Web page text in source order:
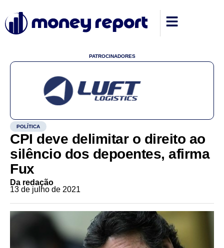
PATROCINADORES
POLÍTICA
CPI deve delimitar o direito ao
silêncio dos depoentes, afirma
Fux
Da redação
13 de julho de 2021